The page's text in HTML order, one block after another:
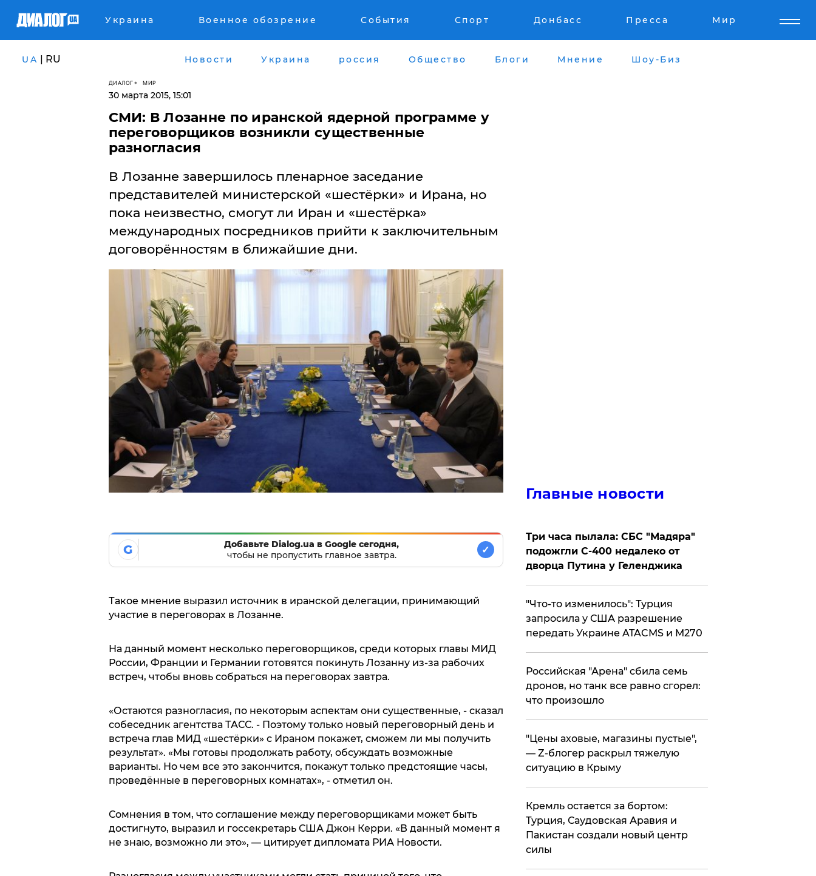
Украина Военное обозрение События Спорт Донбасс Пресса Мир
UA | RU Новости Украина россия Общество Блоги Мнение Шоу-Биз
ДИАЛОГ МИР
30 марта 2015, 15:01
СМИ: В Лозанне по иранской ядерной программе у
переговорщиков возникли существенные
разногласия
В Лозанне завершилось пленарное заседание
представителей министерской «шестёрки» и Ирана, но
пока неизвестно, смогут ли Иран и «шестёрка»
международных посредников прийти к заключительным
договорённостям в ближайшие дни.
G
Добавьте Dialog.ua в Google сегодня,
чтобы не пропустить главное завтра.
✓
Такое мнение выразил источник в иранской делегации, принимающий
участие в переговорах в Лозанне.
На данный момент несколько переговорщиков, среди которых главы МИД
России, Франции и Германии готовятся покинуть Лозанну из-за рабочих
встреч, чтобы вновь собраться на переговорах завтра.
«Остаются разногласия, по некоторым аспектам они существенные, - сказал
собеседник агентства ТАСС. - Поэтому только новый переговорный день и
встреча глав МИД «шестёрки» с Ираном покажет, сможем ли мы получить
результат». «Мы готовы продолжать работу, обсуждать возможные
варианты. Но чем все это закончится, покажут только предстоящие часы,
проведённые в переговорных комнатах», - отметил он.
Сомнения в том, что соглашение между переговорщиками может быть
достигнуто, выразил и госсекретарь США Джон Керри. «В данный момент я
не знаю, возможно ли это», — цитирует дипломата РИА Новости.
Главные новости
Три часа пылала: СБС "Мадяра"
подожгли С-400 недалеко от
дворца Путина у Геленджика
​"Что-то изменилось": Турция
запросила у США разрешение
передать Украине ATACMS и M270
​Российская "Арена" сбила семь
дронов, но танк все равно сгорел:
что произошло
​"Цены аховые, магазины пустые",
— Z-блогер раскрыл тяжелую
ситуацию в Крыму
​Кремль остается за бортом:
Турция, Саудовская Аравия и
Пакистан создали новый центр
силы